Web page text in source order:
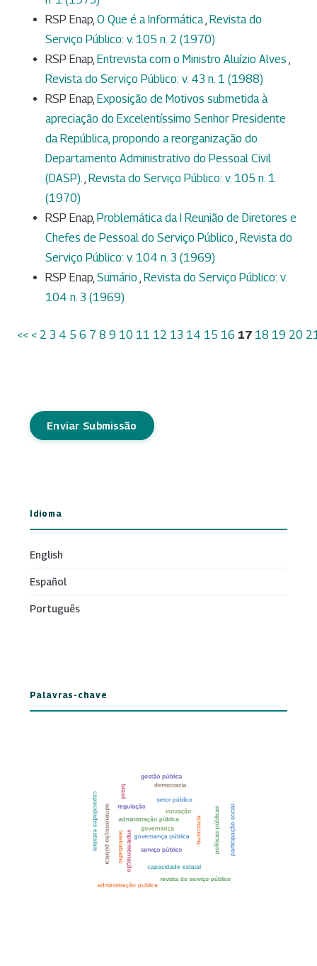
RSP Enap, O Que é a Informática, Revista do
Serviço Público: v. 105 n. 2 (1970)
RSP Enap, Entrevista com o Ministro Aluízio Alves ,
Revista do Serviço Público: v. 43 n. 1 (1988)
RSP Enap, Exposição de Motivos submetida à
apreciação do Excelentíssimo Senhor Presidente
da República, propondo a reorganização do
Departamento Administrativo do Pessoal Civil
(DASP)., Revista do Serviço Público: v. 105 n. 1
(1970)
RSP Enap, Problemática da I Reunião de Diretores e
Chefes de Pessoal do Serviço Público , Revista do
Serviço Público: v. 104 n. 3 (1969)
RSP Enap, Sumário , Revista do Serviço Público: v.
104 n. 3 (1969)
<< < 2 3 4 5 6 7 8 9 10 11 12 13 14 15 16 17 18 19 20
Enviar Submissão
Idioma
English
Español
Português
Palavras-chave